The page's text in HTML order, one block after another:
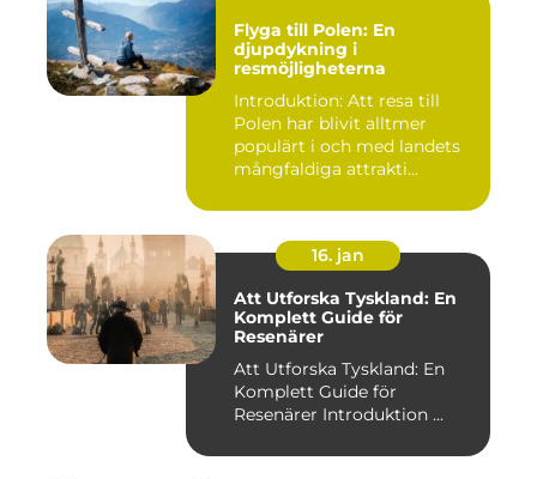
Flyga till Polen: En
djupdykning i
resmöjligheterna
Introduktion: Att resa till
Polen har blivit alltmer
populärt i och med landets
mångfaldiga attrakti...
16. jan
Att Utforska Tyskland: En
Komplett Guide för
Resenärer
Att Utforska Tyskland: En
Komplett Guide för
Resenärer Introduktion ...